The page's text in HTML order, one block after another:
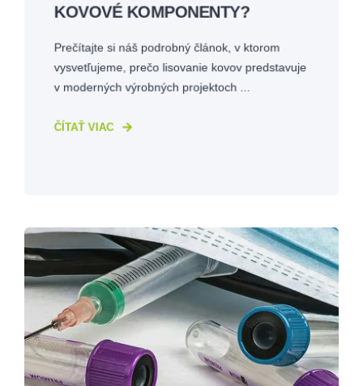
KOVOVÉ KOMPONENTY?
Prečítajte si náš podrobný článok, v ktorom
vysvetľujeme, prečo lisovanie kovov predstavuje
v moderných výrobných projektoch ...
ČÍTAŤ VIAC